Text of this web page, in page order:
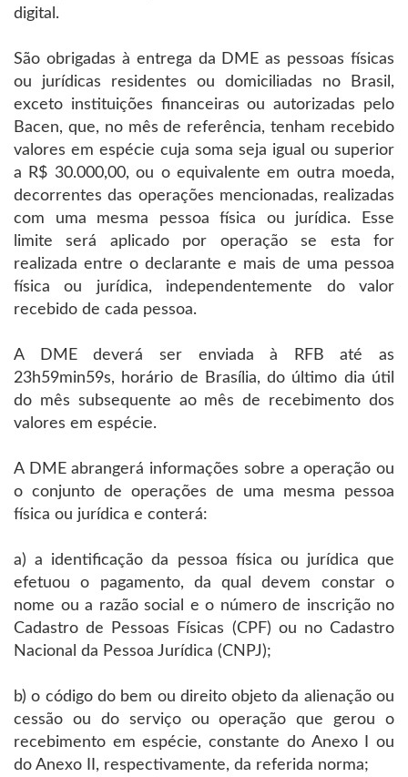
digital.
São obrigadas à entrega da DME as pessoas físicas
ou jurídicas residentes ou domiciliadas no Brasil,
exceto instituições financeiras ou autorizadas pelo
Bacen, que, no mês de referência, tenham recebido
valores em espécie cuja soma seja igual ou superior
a R$ 30.000,00, ou o equivalente em outra moeda,
decorrentes das operações mencionadas, realizadas
com uma mesma pessoa física ou jurídica. Esse
limite será aplicado por operação se esta for
realizada entre o declarante e mais de uma pessoa
física ou jurídica, independentemente do valor
recebido de cada pessoa.
A DME deverá ser enviada à RFB até as
23h59min59s, horário de Brasília, do último dia útil
do mês subsequente ao mês de recebimento dos
valores em espécie.
A DME abrangerá informações sobre a operação ou
o conjunto de operações de uma mesma pessoa
física ou jurídica e conterá:
a) a identificação da pessoa física ou jurídica que
efetuou o pagamento, da qual devem constar o
nome ou a razão social e o número de inscrição no
Cadastro de Pessoas Físicas (CPF) ou no Cadastro
Nacional da Pessoa Jurídica (CNPJ);
b) o código do bem ou direito objeto da alienação ou
cessão ou do serviço ou operação que gerou o
recebimento em espécie, constante do Anexo I ou
do Anexo II, respectivamente, da referida norma;